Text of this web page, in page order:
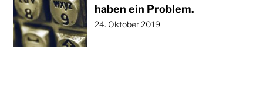
haben ein Problem.
24. Oktober 2019